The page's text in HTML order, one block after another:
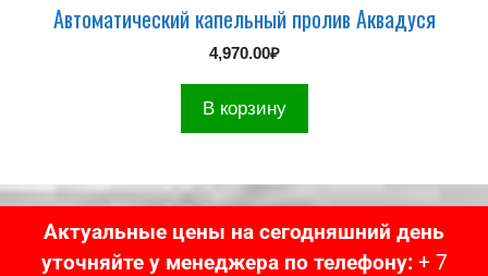
Автоматический капельный пролив Аквадуся
4,970.00₽
В корзину
Актуальные цены на сегодняшний день
уточняйте у менеджера по телефону: + 7